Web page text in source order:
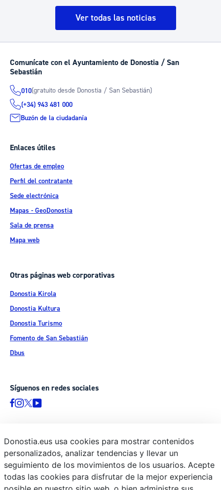
Ver todas las noticias
Comunícate con el Ayuntamiento de Donostia / San
Sebastián
010(gratuito desde Donostia / San Sebastián)
(+34) 943 481 000
Buzón de la ciudadanía
Enlaces útiles
Ofertas de empleo
Perfil del contratante
Sede electrónica
Mapas - GeoDonostia
Sala de prensa
Mapa web
Otras páginas web corporativas
Donostia Kirola
Donostia Kultura
Donostia Turismo
Fomento de San Sebastián
Dbus
Síguenos en redes sociales
© Donostiako Udala - Ayuntamiento de Donostia / San Sebastián
Ijentea 1, 20003 Donostia / San Sebastián
Aviso legal
Política de privacidad
Donostia.eus usa cookies para mostrar contenidos
personalizados, analizar tendencias y llevar un
seguimiento de los movimientos de los usuarios. Acepte
todas las cookies para disfrutar de la mejor experiencia